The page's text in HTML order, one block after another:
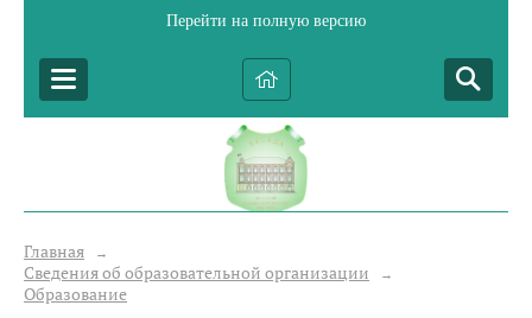
Перейти на полную версию
Главная →
Сведения об образовательной организации →
Образование